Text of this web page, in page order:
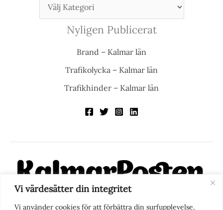
Vi värdesätter din integritet
Vi använder cookies för att förbättra din surfupplevelse,
Nyligen Publicerat
Brand – Kalmar län
Trafikolycka – Kalmar län
Trafikhinder – Kalmar län
KalmarPosten är en modern lokalnyhetstidning på nätet. Med
fokus på Kalmarregionen, men också med blick för det större